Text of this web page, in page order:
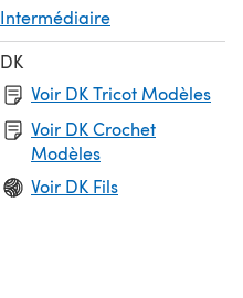
Intermédiaire
DK
Voir DK Tricot Modèles
Voir DK Crochet
Modèles
Voir DK Fils